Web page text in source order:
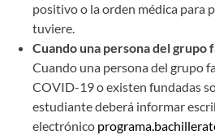
positivo o la orden médica para
tuviere.
Cuando una persona del grupo
Cuando una persona del grupo
COVID-19 o existen fundadas
estudiante deberá informar
electrónico